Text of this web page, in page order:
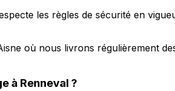
les règles de sécurité en
où nous livrons régulièrement
à Renneval ?